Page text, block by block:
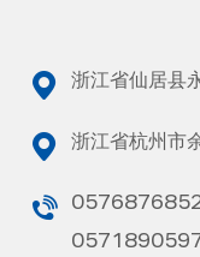
浙江省仙居县
浙江省杭州市